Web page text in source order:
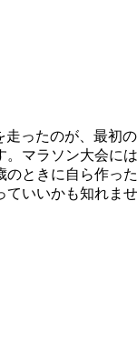
ったのが、最初
マラソン大会に
ときに自ら作っ
いいかも知れま